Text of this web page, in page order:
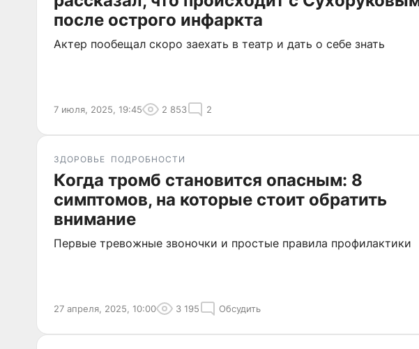
после острого инфаркта
Актер пообещал скоро заехать в театр и дать о себе знать
7 июля, 2025, 19:45 2 853 2
ЗДОРОВЬЕ ПОДРОБНОСТИ
Когда тромб становится опасным: 8
симптомов, на которые стоит обратить
внимание
Первые тревожные звоночки и простые правила профилактики
27 апреля, 2025, 10:00 3 195 Обсудить